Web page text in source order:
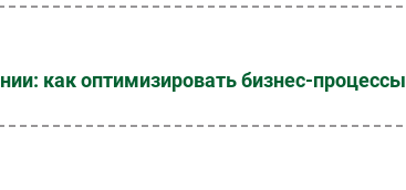
как оптимизировать бизнес-процессы